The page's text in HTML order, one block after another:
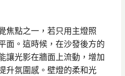
焦點之一，若只用主燈照
面。這時候，在沙發後方的
讓光影在牆面上流動，增加
升氛圍感。壁燈的柔和光